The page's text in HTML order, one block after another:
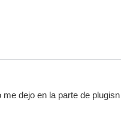
dejo en la parte de